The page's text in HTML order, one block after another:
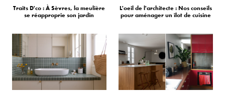
Traits D'co : À Sèvres, la meulière
se réapproprie son jardin
L'oeil de l'architecte : Nos conseils
pour aménager un îlot de cuisine